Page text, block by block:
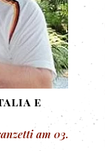
e
am 03.